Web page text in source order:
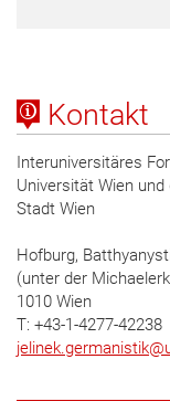
Kontakt
Interuniversitäres
Universität Wien
Stadt Wien
Hofburg,
(unter der
1010 Wien
T: +43-1-4277-42238
jelinek.germanistik@